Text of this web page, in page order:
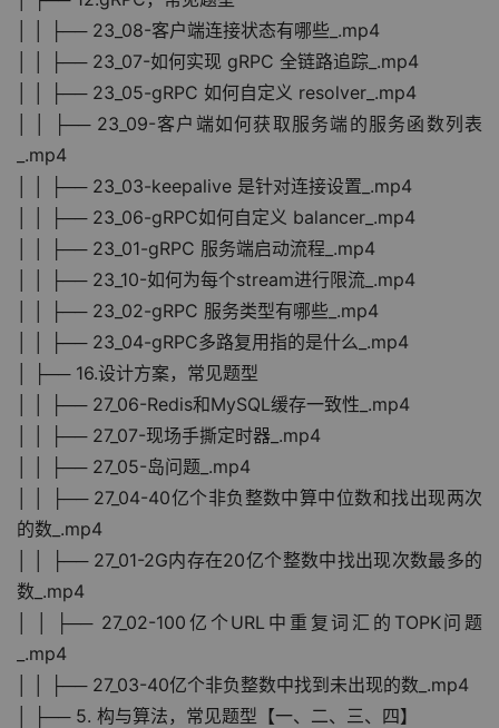
│ │ ├── 23_08-客户端连接状态有哪些_.mp4
│ │ ├── 23_07-如何实现 gRPC 全链路追踪_.mp4
│ │ ├── 23_05-gRPC 如何自定义 resolver_.mp4
│ │ ├── 23_09-客户端如何获取服务端的服务函数列表
_.mp4
│ │ ├── 23_03-keepalive 是针对连接设置_.mp4
│ │ ├── 23_06-gRPC如何自定义 balancer_.mp4
│ │ ├── 23_01-gRPC 服务端启动流程_.mp4
│ │ ├── 23_10-如何为每个stream进行限流_.mp4
│ │ ├── 23_02-gRPC 服务类型有哪些_.mp4
│ │ ├── 23_04-gRPC多路复用指的是什么_.mp4
│ ├── 16.设计方案，常见题型
│ │ ├── 27_06-Redis和MySQL缓存一致性_.mp4
│ │ ├── 27_07-现场手撕定时器_.mp4
│ │ ├── 27_05-岛问题_.mp4
│ │ ├── 27_04-40亿个非负整数中算中位数和找出现两次
的数_.mp4
│ │ ├── 27_01-2G内存在20亿个整数中找出现次数最多的
数_.mp4
│ │ ├── 27_02-100亿个URL中重复词汇的TOPK问题
_.mp4
│ │ ├── 27_03-40亿个非负整数中找到未出现的数_.mp4
│ ├── 5. 构与算法，常见题型【一、二、三、四】